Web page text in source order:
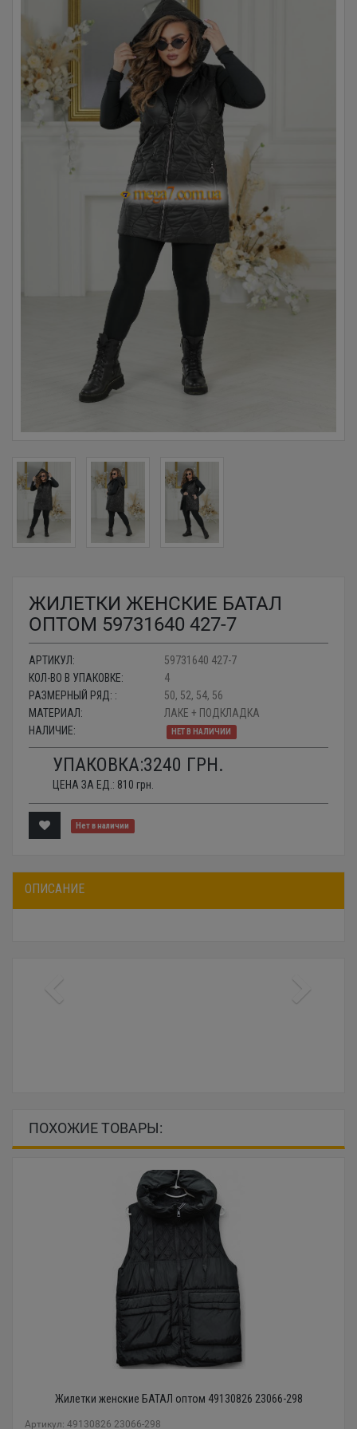
ЖИЛЕТКИ ЖЕНСКИЕ БАТАЛ
ОПТОМ 59731640 427-7
АРТИКУЛ:
59731640 427-7
КОЛ-ВО В УПАКОВКЕ:
4
РАЗМЕРНЫЙ РЯД: :
50, 52, 54, 56
МАТЕРИАЛ:
ЛАКЕ + ПОДКЛАДКА
НАЛИЧИЕ:
НЕТ В НАЛИЧИИ
УПАКОВКА:3240 ГРН.
ЦЕНА ЗА ЕД.: 810 грн.
Нет в наличии
ОПИСАНИЕ
ПОХОЖИЕ ТОВАРЫ:
Жилетки женские БАТАЛ оптом 49130826 23066-298
Артикул: 49130826 23066-298